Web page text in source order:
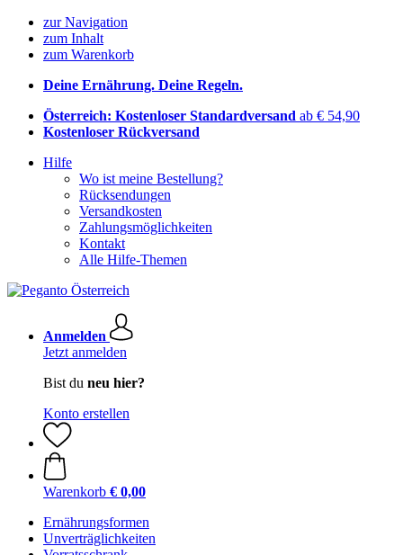
zur Navigation
zum Inhalt
zum Warenkorb
Deine Ernährung. Deine Regeln.
Österreich: Kostenloser Standardversand ab € 54,90
Kostenloser Rückversand
Hilfe
Wo ist meine Bestellung?
Rücksendungen
Versandkosten
Zahlungsmöglichkeiten
Kontakt
Alle Hilfe-Themen
Anmelden
Jetzt anmelden
Bist du neu hier?
Konto erstellen
Warenkorb € 0,00
Ernährungsformen
Unverträglichkeiten